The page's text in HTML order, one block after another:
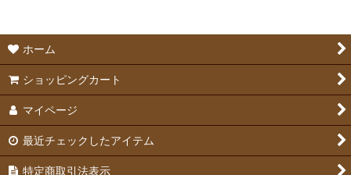
ホーム
ショッピングカート
マイページ
最近チェックしたアイテム
特定商取引法表示